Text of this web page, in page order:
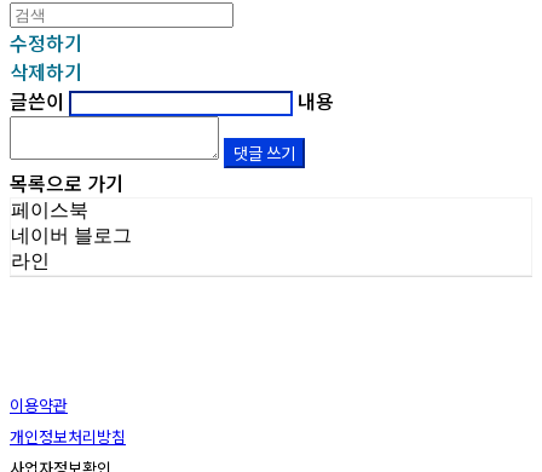
수정하기
삭제하기
글쓴이
내용
댓글 쓰기
목록으로 가기
페이스북
네이버 블로그
라인
이용약관
개인정보처리방침
사업자정보확인